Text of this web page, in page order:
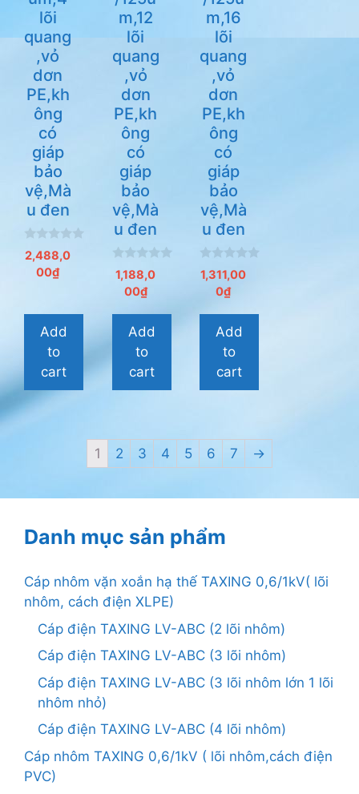
lõi
quang
,vỏ
dơn
PE,kh
ông
có
giáp
bảo
vệ,Mà
u đen
0
n
5
2,488,0
00₫
Add
to
cart
m,12
lõi
quang
,vỏ
dơn
PE,kh
ông
có
giáp
bảo
vệ,Mà
u đen
0
n
à
1,188,0
00₫
Add
to
cart
m,16
lõi
quang
,vỏ
dơn
PE,kh
ông
có
giáp
bảo
vệ,Mà
u đen
0
n
à
1,311,00
0₫
Add
to
cart
1 2 3 4 5 6 7 →
Danh mục sản phẩm
Cáp nhôm vặn xoắn hạ thế TAXING 0,6/1kV( lõi
nhôm, cách điện XLPE)
Cáp điện TAXING LV-ABC (2 lõi nhôm)
Cáp điện TAXING LV-ABC (3 lõi nhôm)
Cáp điện TAXING LV-ABC (3 lõi nhôm lớn 1 lõi
nhôm nhỏ)
Cáp điện TAXING LV-ABC (4 lõi nhôm)
Cáp nhôm TAXING 0,6/1kV ( lõi nhôm,cách điện
PVC)